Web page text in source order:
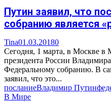
Путин заявил, что
собранию является
Tina01.03.20180
Сегодня, 1 марта, в Москве в
президента России
Федеральному собранию. В
заявил, что это...
посланиеВладимир Путин
В Мире